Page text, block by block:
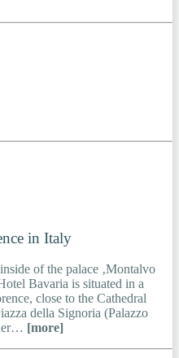
in Italy
of the palace ‚Montalvo
Bavaria is situated in a
close to the Cathedral
della Signoria (Palazzo
[more]